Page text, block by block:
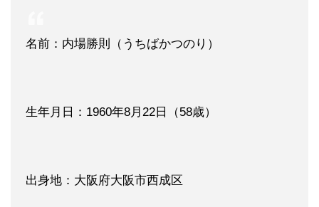
名前：内場勝則（うちばかつのり）
生年月日：1960年8月22日（58歳）
出身地：大阪府大阪市西成区